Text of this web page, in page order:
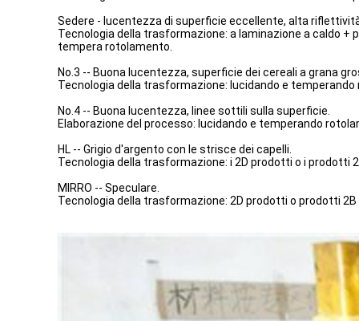
Sedere - lucentezza di superficie eccellente, alta
Tecnologia della trasformazione: a laminazione a caldo
tempera rotolamento.
No.3 -- Buona lucentezza, superficie dei cereali a grana
Tecnologia della trasformazione: lucidando e
No.4 -- Buona lucentezza, linee sottili sulla superficie.
Elaborazione del processo: lucidando e temperando
HL -- Grigio d'argento con le strisce dei capelli.
Tecnologia della trasformazione: i 2D prodotti o i prodotti
MIRRO -- Speculare.
Tecnologia della trasformazione: 2D prodotti o prodotti